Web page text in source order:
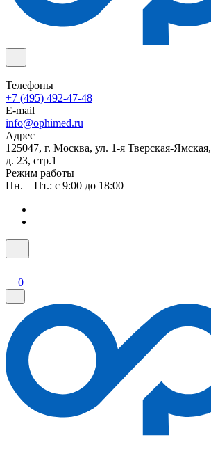
Телефоны
+7 (495) 492-47-48
E-mail
info@ophimed.ru
Адрес
125047, г. Москва, ул. 1-я Тверская-Ямская,
д. 23, стр.1
Режим работы
Пн. – Пт.: с 9:00 до 18:00
0